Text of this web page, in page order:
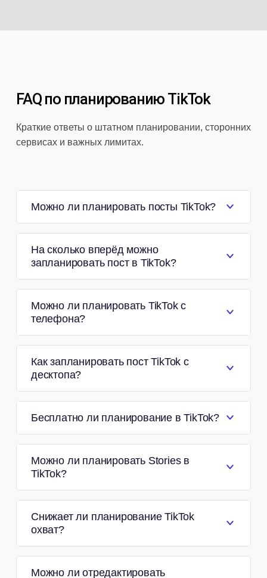
FAQ по планированию TikTok
Краткие ответы о штатном планировании, сторонних
сервисах и важных лимитах.
Можно ли планировать посты TikTok?
На сколько вперёд можно
запланировать пост в TikTok?
Можно ли планировать TikTok с
телефона?
Как запланировать пост TikTok с
десктопа?
Бесплатно ли планирование в TikTok?
Можно ли планировать Stories в
TikTok?
Снижает ли планирование TikTok
охват?
Можно ли отредактировать